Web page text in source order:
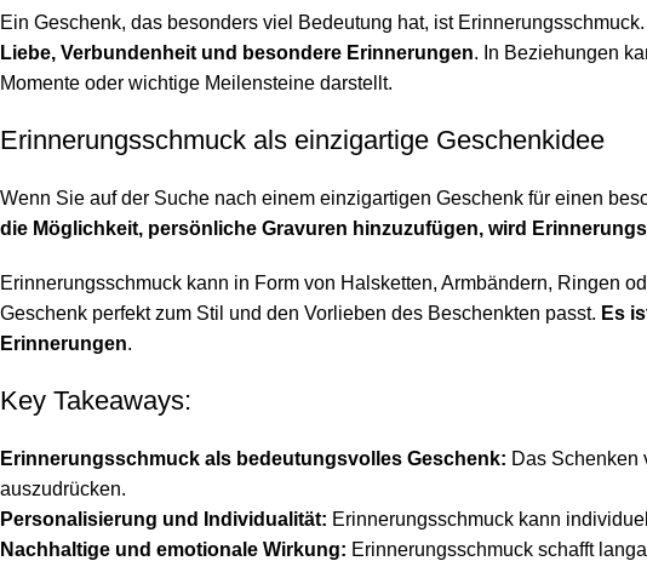
Ein Geschenk, das besonders viel Bedeutung hat, ist Erinnerungsschmuck.
Liebe, Verbundenheit und besondere Erinnerungen. In Beziehungen
Momente oder wichtige Meilensteine darstellt.
Erinnerungsschmuck als einzigartige Geschenkidee
Wenn Sie auf der Suche nach einem einzigartigen Geschenk für einen
die Möglichkeit, persönliche Gravuren hinzuzufügen, wird
Erinnerungsschmuck kann in Form von Halsketten, Armbändern, Ringen
Geschenk perfekt zum Stil und den Vorlieben des Beschenkten passt. Es
Erinnerungen.
Key Takeaways:
Erinnerungsschmuck als bedeutungsvolles Geschenk: Das Schenken
auszudrücken.
Personalisierung und Individualität: Erinnerungsschmuck kann
Nachhaltige und emotionale Wirkung: Erinnerungsschmuck schafft